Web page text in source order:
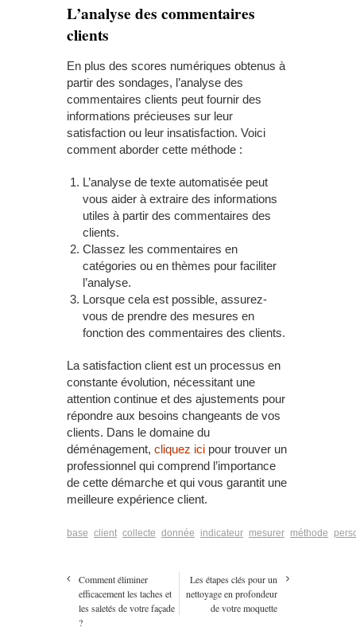
L’analyse des commentaires
clients
En plus des scores numériques obtenus à
partir des sondages, l’analyse des
commentaires clients peut fournir des
informations précieuses sur leur
satisfaction ou leur insatisfaction. Voici
comment aborder cette méthode :
L’analyse de texte automatisée peut
vous aider à extraire des informations
utiles à partir des commentaires des
clients.
Classez les commentaires en
catégories ou en thèmes pour faciliter
l’analyse.
Lorsque cela est possible, assurez-
vous de prendre des mesures en
fonction des commentaires des clients.
La satisfaction client est un processus en
constante évolution, nécessitant une
attention continue et des ajustements pour
répondre aux besoins changeants de vos
clients. Dans le domaine du
déménagement, cliquez ici pour trouver un
professionnel qui comprend l’importance
de cette démarche et qui vous garantit une
meilleure expérience client.
base client collecte donnée indicateur mesurer méthode
Comment éliminer
efficacement les taches et
les saletés de votre façade
?
Les étapes clés pour un
nettoyage en profondeur
de votre moquette